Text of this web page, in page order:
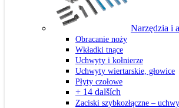
Narzędzia i
Obracanie noży
Wkładki tnące
Uchwyty i kołnierze
Uchwyty wiertarskie, głowice
Płyty czołowe
+ 14 dalších
Zaciski szybkozłączne –